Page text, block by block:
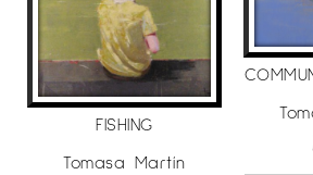
Gallery Inc Exposició a
Galeria TUSET. Barcelona
Gallery Inc Exposició al Japó
FISHING
Tomasa Martín